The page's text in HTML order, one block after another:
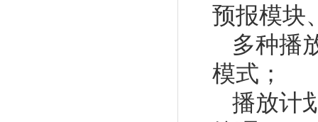
预报模块
多种播
模式；
播放计